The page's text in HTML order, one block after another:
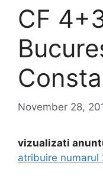
CF
November 28,
vizualizati
atribuire numarul